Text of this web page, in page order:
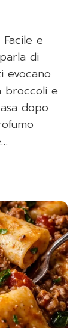
e
di
evocano
broccoli e
dopo